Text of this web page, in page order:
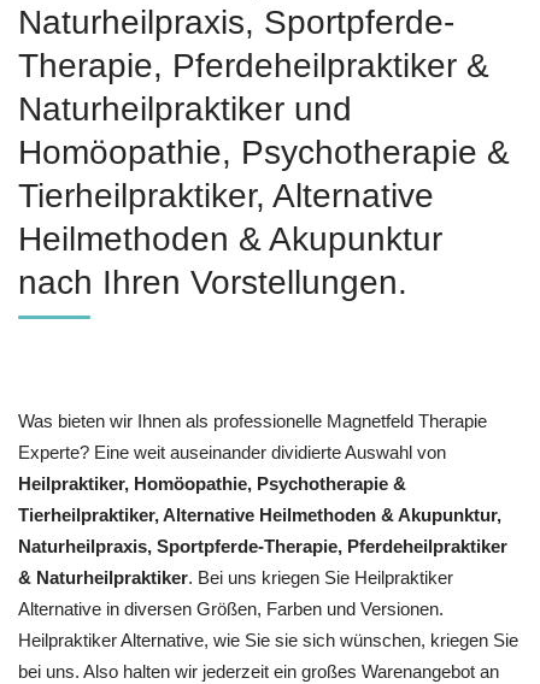
Naturheilpraxis, Sportpferde-
Therapie, Pferdeheilpraktiker &
Naturheilpraktiker und
‎Homöopathie, ‎Psychotherapie &
‎Tierheilpraktiker, Alternative
Heilmethoden & Akupunktur
nach Ihren Vorstellungen.
Was bieten wir Ihnen als professionelle Magnetfeld Therapie
Experte? Eine weit auseinander dividierte Auswahl von
Heilpraktiker, ‎Homöopathie, ‎Psychotherapie &
‎Tierheilpraktiker, Alternative Heilmethoden & Akupunktur,
Naturheilpraxis, Sportpferde-Therapie, Pferdeheilpraktiker
& Naturheilpraktiker. Bei uns kriegen Sie Heilpraktiker
Alternative in diversen Größen, Farben und Versionen.
Heilpraktiker Alternative, wie Sie sie sich wünschen, kriegen Sie
bei uns. Also halten wir jederzeit ein großes Warenangebot an